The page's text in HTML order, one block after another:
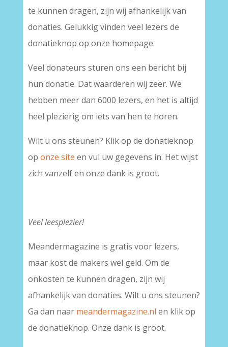
te kunnen dragen, zijn wij afhankelijk van
donaties. Gelukkig vinden veel lezers de
donatieknop op onze homepage.
Veel donateurs sturen ons een bericht bij
hun donatie. Dat waarderen wij zeer. We
hebben meer dan 6000 lezers, en het is altijd
heel plezierig om iets van hen te horen.
Wilt u ons steunen? Klik op de donatieknop
op onze site en vul uw gegevens in. Het wijst
zich vanzelf en onze dank is groot.
Veel leesplezier!
Meandermagazine is gratis voor lezers,
maar kost de makers wel geld. Om de
onkosten te kunnen dragen, zijn wij
afhankelijk van donaties. Wilt u ons steunen?
Ga dan naar meandermagazine.nl en klik op
de donatieknop. Onze dank is groot.